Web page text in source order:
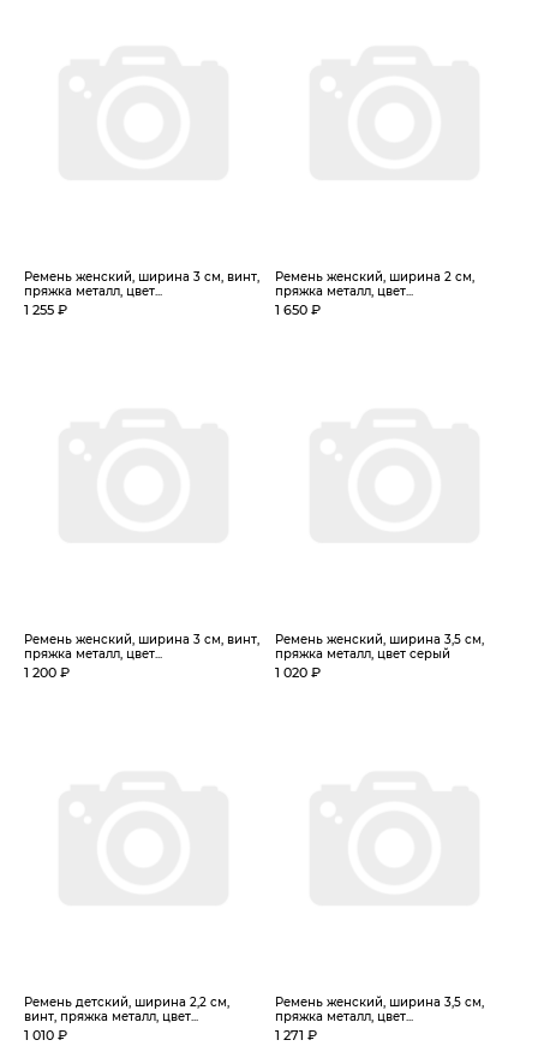
Ремень женский, ширина 3 см, винт,
пряжка металл, цвет...
1 255 ₽
Ремень женский, ширина 2 см,
пряжка металл, цвет...
1 650 ₽
Ремень женский, ширина 3 см, винт,
пряжка металл, цвет...
1 200 ₽
Ремень женский, ширина 3,5 см,
пряжка металл, цвет серый
1 020 ₽
Ремень детский, ширина 2,2 см,
винт, пряжка металл, цвет...
1 010 ₽
Ремень женский, ширина 3,5 см,
пряжка металл, цвет...
1 271 ₽